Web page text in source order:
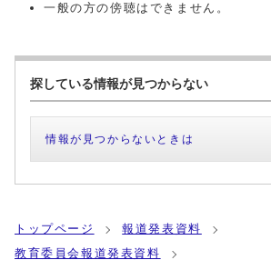
一般の方の傍聴はできません。
探している情報が見つからない
情報が見つからないときは
トップページ
報道発表資料
教育委員会報道発表資料